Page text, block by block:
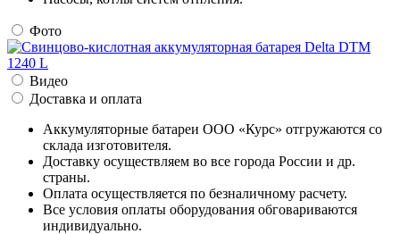
Фото
Видео
Доставка и оплата
Аккумуляторные батареи ООО «Курс» отгружаются со
склада изготовителя.
Доставку осуществляем во все города России и др.
страны.
Оплата осуществляется по безналичному расчету.
Все условия оплаты оборудования обговариваются
индивидуально.